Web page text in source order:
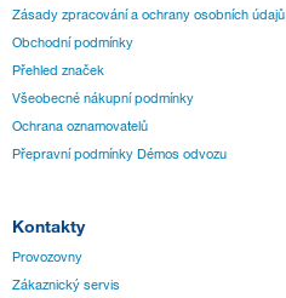
Zásady zpracování a ochrany osobních údajů
Obchodní podmínky
Přehled značek
Všeobecné nákupní podmínky
Ochrana oznamovatelů
Přepravní podmínky Démos odvozu
Kontakty
Provozovny
Zákaznický servis